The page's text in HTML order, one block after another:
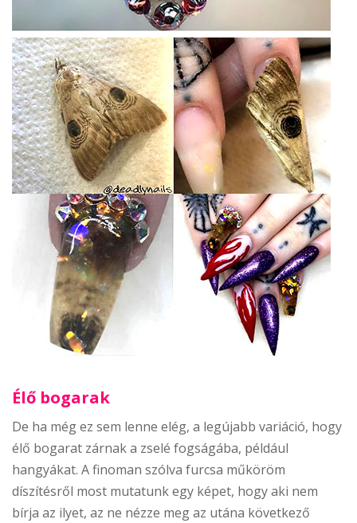
Élő bogarak
De ha még ez sem lenne elég, a legújabb variáció, hogy
élő bogarat zárnak a zselé fogságába, például
hangyákat. A finoman szólva furcsa műköröm
díszítésről most mutatunk egy képet, hogy aki nem
bírja az ilyet, az ne nézze meg az utána következő